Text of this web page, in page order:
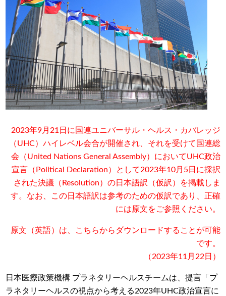
2023年9月21日に国連ユニバーサル・ヘルス・カバレッジ
（UHC）ハイレベル会合が開催され、それを受けて国連総
会（United Nations General Assembly）においてUHC政治
宣言（Political Declaration）として2023年10月5日に採択
された決議（Resolution）の日本語訳（仮訳）を掲載しま
す。なお、この日本語訳は参考のための仮訳であり、正確
には原文をご参照ください。
原文（英語）は、 こちらからダウンロードすることが可能
です。
（2023年11月22日）
日本医療政策機構 プラネタリーヘルスチームは、提言「プ
ラネタリーヘルスの視点から考える2023年UHC政治宣言に